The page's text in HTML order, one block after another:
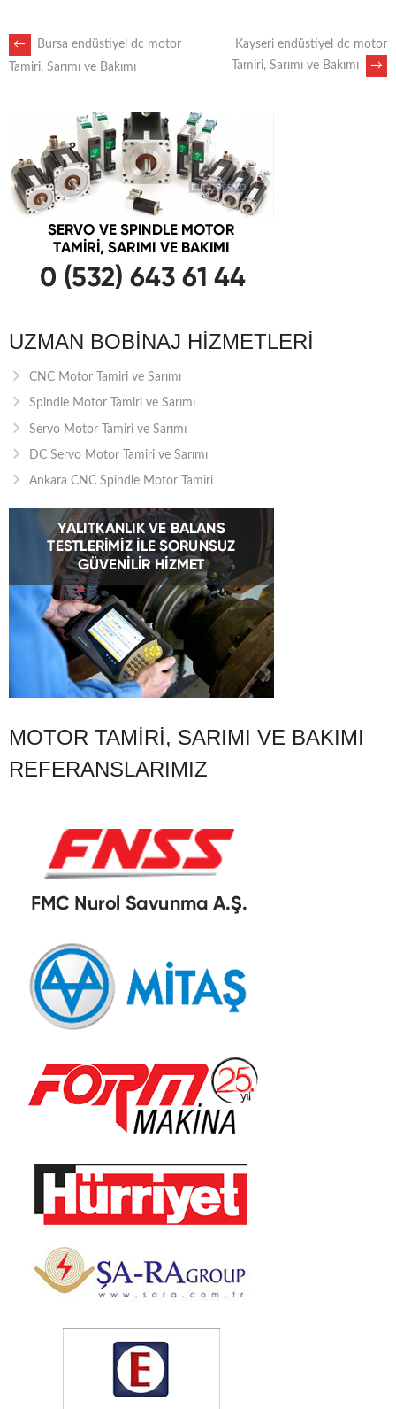
POST
NAVIGATION
←
Bursa endüstiyel dc motor
Tamiri, Sarımı ve Bakımı
Kayseri endüstiyel dc motor
Tamiri, Sarımı ve Bakımı
→
UZMAN BOBINAJ HIZMETLERI
CNC Motor Tamiri ve Sarımı
Spindle Motor Tamiri ve Sarımı
Servo Motor Tamiri ve Sarımı
DC Servo Motor Tamiri ve Sarımı
Ankara CNC Spindle Motor Tamiri
MOTOR TAMIRI, SARIMI VE BAKIMI
REFERANSLARIMIZ